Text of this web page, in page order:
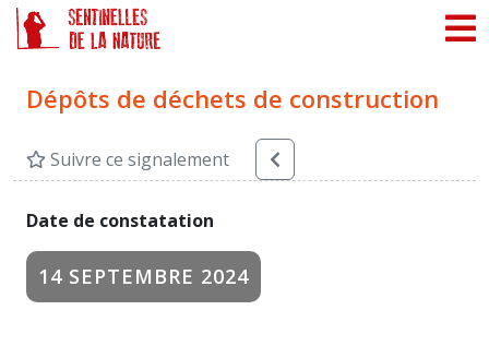
Dépôts de déchets de construction
Suivre ce signalement
Date de constatation
14 SEPTEMBRE 2024
Panneau de gestion des cookies